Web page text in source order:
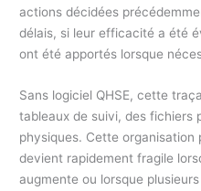
actions décidées
délais, si leur efficacité a été
ont été apportés lorsque
Sans logiciel QHSE, cette
tableaux de suivi, des fichiers
physiques. Cette organisation
devient rapidement fragile
augmente ou lorsque